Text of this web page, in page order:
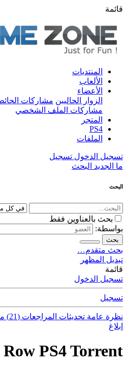
قائمة
المنتديات
الألعاب
الأعضاء
الزوار الحاليين مشاركات
مشاركات الملف الشخصي
المتجر
PS4
الملفات
تسجيل الدخول تسجيل
ما الجديد البحث
البحث
بحث بالعناوين فقط
بواسطة:
بحث
بحث متقدم…
تبديل المظهر
قائمة
تسجيل الدخول
تسجيل
نظرة عامة تحديثات المراجعات (21)
إبلاغ
Row PS4 Torrent